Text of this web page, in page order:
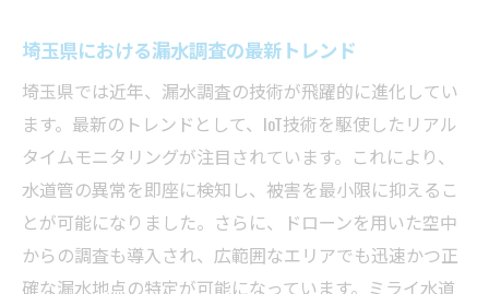
長期的な安心を提供する調査戦略
信頼を築くための継続的な努力
住民の声を反映した調査改善
埼玉県における漏水調査の最新トレンド
埼玉県では近年、漏水調査の技術が飛躍的に進化してい
ます。最新のトレンドとして、IoT技術を駆使したリアル
タイムモニタリングが注目されています。これにより、
水道管の異常を即座に検知し、被害を最小限に抑えるこ
とが可能になりました。さらに、ドローンを用いた空中
からの調査も導入され、広範囲なエリアでも迅速かつ正
確な漏水地点の特定が可能になっています。ミライ水道